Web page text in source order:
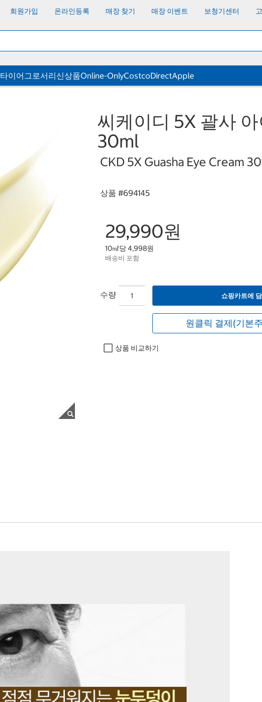
회원가입 온라인등록 매장 찾기 매장 이벤트 보청기센터
타이어그로서리신상품Online-OnlyCostcoDirectApple
씨케이디 5X 괄사
30ml
CKD 5X Guasha Eye Cream
상품 #694145
29,990원
10㎖당 4,998원
배송비 포함
수량 쇼핑카트에
원클릭 결제(기본
상품 비교하기